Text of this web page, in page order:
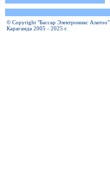
© Copyright "Бассар Электроникс Алатоо"
Караганда 2005 - 2025 г.